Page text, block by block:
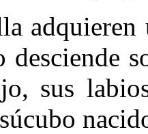
desciende
sus